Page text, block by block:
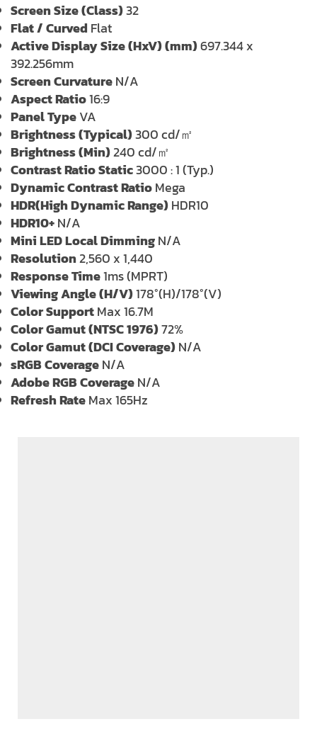
Screen Size (Class)32
Flat / Curved Flat
Active Display Size (HxV) (mm)697.344 x
392.256mm
Screen CurvatureN/A
Aspect Ratio16:9
Panel TypeVA
Brightness (Typical)300 cd/㎡
Brightness (Min)240 cd/㎡
Contrast Ratio Static3000 : 1 (Typ.)
Dynamic Contrast RatioMega
HDR(High Dynamic Range)HDR10
HDR10+N/A
Mini LED Local DimmingN/A
Resolution2,560 x 1,440
Response Time1ms (MPRT)
Viewing Angle (H/V)178°(H)/178°(V)
Color SupportMax 16.7M
Color Gamut (NTSC 1976)72%
Color Gamut (DCI Coverage)N/A
sRGB CoverageN/A
Adobe RGB CoverageN/A
Refresh RateMax 165Hz